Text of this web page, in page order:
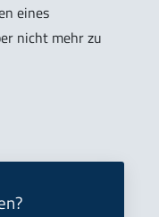
eines
nicht mehr zu